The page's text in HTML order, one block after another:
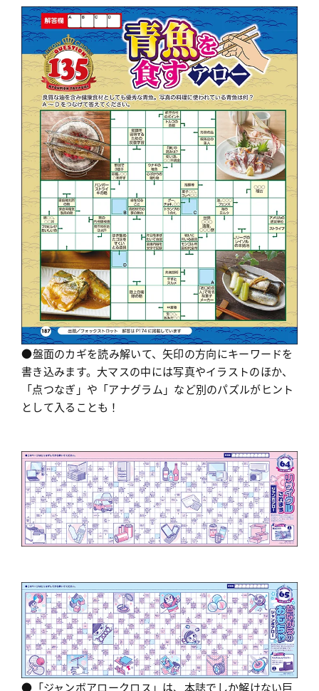
●盤面のカギを読み解いて、矢印の方向にキーワードを
書き込みます。大マスの中には写真やイラストのほか、
「点つなぎ」や「アナグラム」など別のパズルがヒント
として入ることも！
●「ジャンボアロークロス」は、本誌でしか解けない巨